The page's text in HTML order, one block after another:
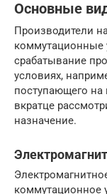
Основные
Производители
коммутационные
срабатывание
условиях,
поступающего
вкратце
назначение.
коммутационное